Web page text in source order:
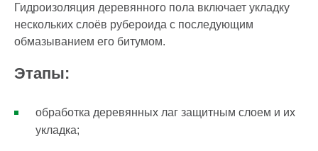
Гидроизоляция деревянного пола включает укладку
нескольких слоёв рубероида с последующим
обмазыванием его битумом.
Этапы:
обработка деревянных лаг защитным слоем и их
укладка;